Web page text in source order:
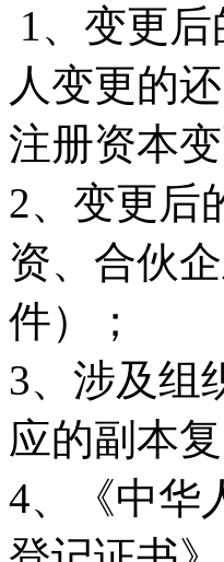
1、变更
人变更的
注册资本
2、变更后
资、合伙
件）；
3、涉及组
应的副本复
4、《中华